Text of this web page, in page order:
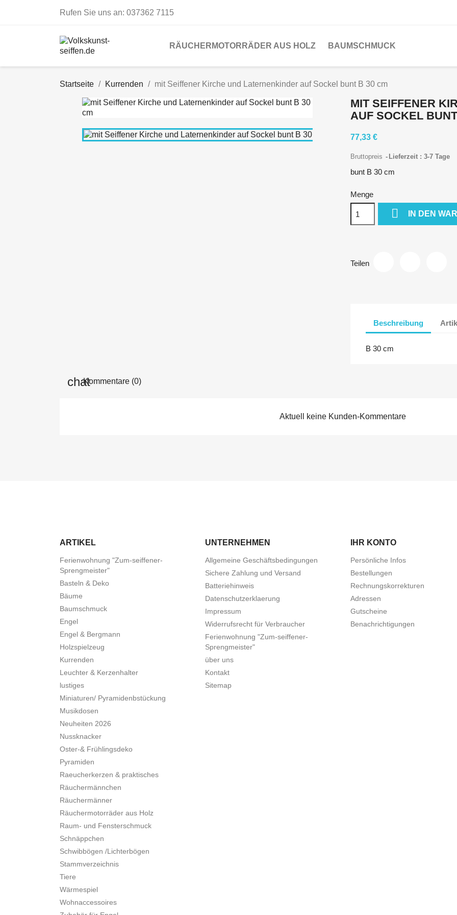
Rufen Sie uns an: 037362 7115
RÄUCHERMOTORRÄDER AUS HOLZ BAUMSCHMUCK
Startseite Kurrenden mit Seiffener Kirche und Laternenkinder auf Sockel bunt B 30 cm
MIT SEIFFENER
AUF SOCKEL
77,33 €
Bruttopreis Lieferzeit : 3-7 Tage
bunt B 30 cm
Menge
 IN DEN
Teilen
Beschreibung
B 30 cm
Kommentare (0)
Aktuell keine Kunden-Kommentare
ARTIKEL
Ferienwohnung "Zum-seiffener-
Sprengmeister"
Basteln & Deko
Bäume
Baumschmuck
Engel
Engel & Bergmann
Holzspielzeug
Kurrenden
Leuchter & Kerzenhalter
lustiges
Miniaturen/ Pyramidenbstückung
Musikdosen
Neuheiten 2026
Nussknacker
Oster-& Frühlingsdeko
Pyramiden
Raeucherkerzen & praktisches
Räuchermännchen
Räuchermänner
Räuchermotorräder aus Holz
Raum- und Fensterschmuck
Schnäppchen
Schwibbögen /Lichterbögen
Stammverzeichnis
Tiere
Wärmespiel
Wohnaccessoires
UNTERNEHMEN
Allgemeine Geschäftsbedingungen
Sichere Zahlung und Versand
Batteriehinweis
Datenschutzerklaerung
Impressum
Widerrufsrecht für Verbraucher
Ferienwohnung "Zum-seiffener-
Sprengmeister"
über uns
Kontakt
Sitemap
IHR KONTO
Persönliche Infos
Bestellungen
Rechnungskorrekturen
Adressen
Gutscheine
Benachrichtigungen